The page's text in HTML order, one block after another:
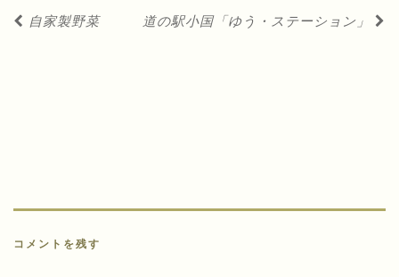
投
ョ
ン
自家製野菜 道の駅小国「ゆう・ステーション」
コメントを残す